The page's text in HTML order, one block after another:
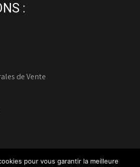
:
de Vente
pour vous garantir la meilleure